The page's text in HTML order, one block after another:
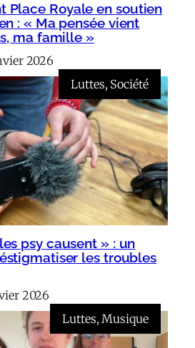
Place Royale en soutien
: « Ma pensée vient
ma famille »
2026
Luttes, Société
psy causent » : un
les troubles
2026
Luttes, Musique